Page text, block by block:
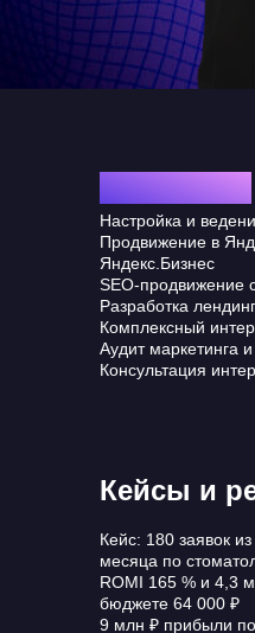
Кейсы и
Все услуги
Настройка и
Продвижение в
Яндекс.Бизнес
SEO-продвижение
Разработка
Комплексный
Аудит маркетинга
Консультация
Кейс: 180 заявок
месяца по
ROMI 165 % и 4,3
бюджете 64 000 ₽
9 млн ₽ прибыли по